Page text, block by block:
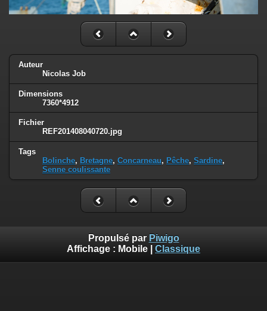
Auteur
Nicolas Job
Dimensions
7360*4912
Fichier
REF201408040720.jpg
Tags
Bolinche, Bretagne, Concarneau, Pêche, Sardine,
Senne coulissante
Propulsé par Piwigo
Affichage : Mobile Classique